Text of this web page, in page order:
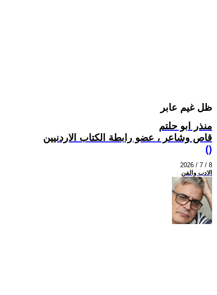
ظل غيم عابر
منذر ابو حلتم
قاص وشاعر ، عضو رابطة الكتاب الاردنيين
()
2026 / 7 / 8
الادب والفن